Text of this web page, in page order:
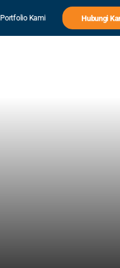
Portfolio Kami Hubungi